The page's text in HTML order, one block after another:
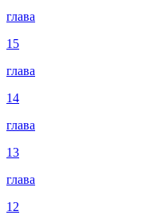
глава
15
глава
14
глава
13
глава
12